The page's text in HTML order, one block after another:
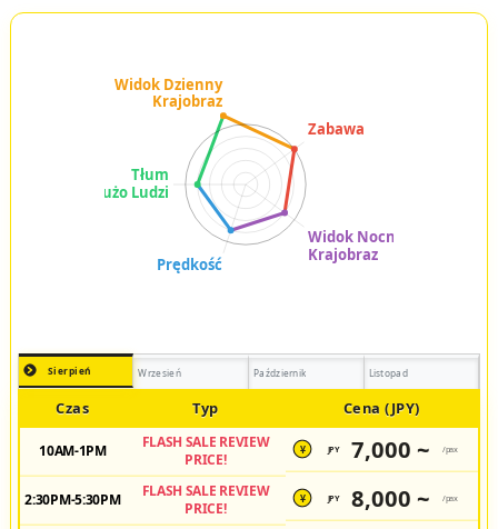
Sierpień Wrzesień Październik Listopad
Czas Typ Cena (JPY)
10AM-1PM
FLASH SALE REVIEW
PRICE!
¥ JPY 7,000 ~ /pax
2:30PM-5:30PM
FLASH SALE REVIEW
PRICE!
¥ JPY 8,000 ~ /pax